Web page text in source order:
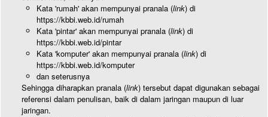
Kata 'rumah' akan mempunyai pranala (link) di
https://kbbi.web.id/rumah
Kata 'pintar' akan mempunyai pranala (link) di
https://kbbi.web.id/pintar
Kata 'komputer' akan mempunyai pranala (link) di
https://kbbi.web.id/komputer
dan seterusnya
Sehingga diharapkan pranala (link) tersebut dapat digunakan sebagai
referensi dalam penulisan, baik di dalam jaringan maupun di luar
jaringan.